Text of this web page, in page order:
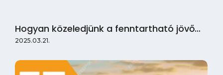
Hogyan közeledjünk a fenntartható jövő…
2025.03.21.